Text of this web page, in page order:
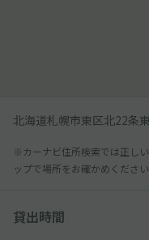
北海道札幌市東区北22条
※カーナビ住所検索では正し
ップで場所をお確かめください
貸出時間